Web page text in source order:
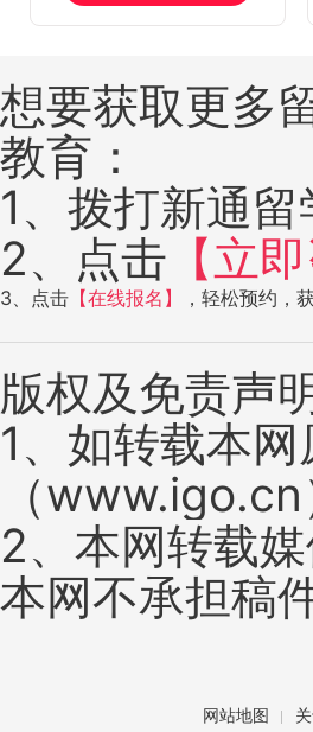
想要获取更多
教育：
1、拨打新通
2、点击 【立
3、点击 【在线报名】 ，轻松预约，
版权及免责声
1、如转载本
（www.igo.cn
2、本网转载
本网不承担稿
网站地图